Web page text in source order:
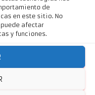
de
en este sitio. No
afectar
y funciones.